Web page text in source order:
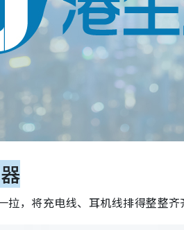
，将充电线、耳机线排得整整齐